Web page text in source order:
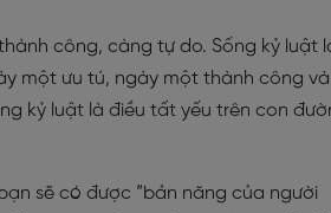
công, càng tự do. Sống kỷ luật
một ưu tú, ngày một thành công và
kỷ luật là điều tất yếu trên con
sẽ có được “bản năng của người